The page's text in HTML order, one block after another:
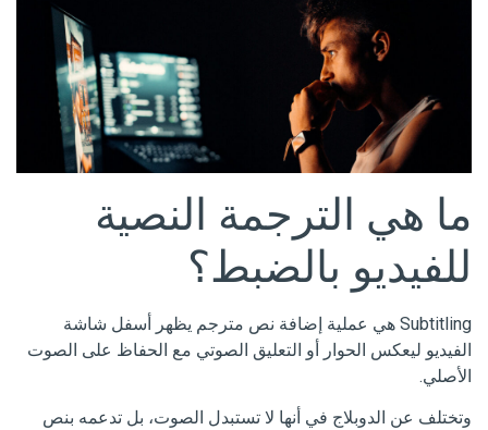
ما هي الترجمة النصية
للفيديو بالضبط؟
Subtitling هي عملية إضافة نص مترجم يظهر أسفل شاشة
الفيديو ليعكس الحوار أو التعليق الصوتي مع الحفاظ على الصوت
الأصلي.
وتختلف عن الدوبلاج في أنها لا تستبدل الصوت، بل تدعمه بنص